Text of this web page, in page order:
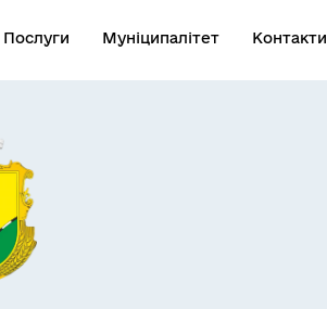
Послуги Муніципалітет Контакти